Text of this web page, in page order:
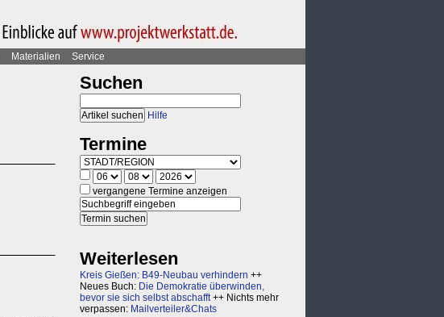
Materialien
Service
Suchen
Hilfe
Termine
vergangene Termine anzeigen
Weiterlesen
Kreis Gießen: B49-Neubau verhindern ++
Neues Buch: Die Demokratie überwinden,
bevor sie sich selbst abschafft++ Nichts mehr
verpassen: Mailverteiler&Chats